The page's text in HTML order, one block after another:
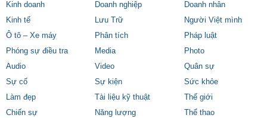
Kinh doanh
Doanh nghiệp
Doanh nhân
Kinh tế
Lưu Trữ
Người Việt mình
Ô tô – Xe máy
Phân tích
Pháp luật
Phóng sự điều tra
Media
Photo
Audio
Video
Quân sự
Sự cố
Sự kiện
Sức khỏe
Làm đẹp
Tài liệu kỹ thuật
Thế giới
Chiến sự
Năng lượng
Thể thao